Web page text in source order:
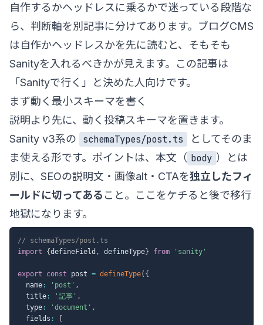
自作するかヘッドレスに乗るかで迷っている段階な
ら、判断軸を別記事に分けてあります。 ブログCMS
は自作かヘッドレスかを先に読むと、そもそも
Sanityを入れるべきかが見えます。この記事は
「Sanityで行く」と決めた人向けです。
まず動く最小スキーマを書く
説明より先に、動く投稿スキーマを置きます。
Sanity v3系の
schemaTypes/post.ts
としてそのま
ま使える形です。ポイントは、本文（ body ）とは
別に、SEOの説明文・画像alt・CTAを独立したフィ
ールドに切ってある こと。ここをケチると後で移行
地獄になります。
// schemaTypes/post.ts
import
{defineField , defineType} from 'sanity'
export const post = defineType( {
  name
: 'post' ,
  title
: '記事' ,
  type
: 'document' ,
  fields
: